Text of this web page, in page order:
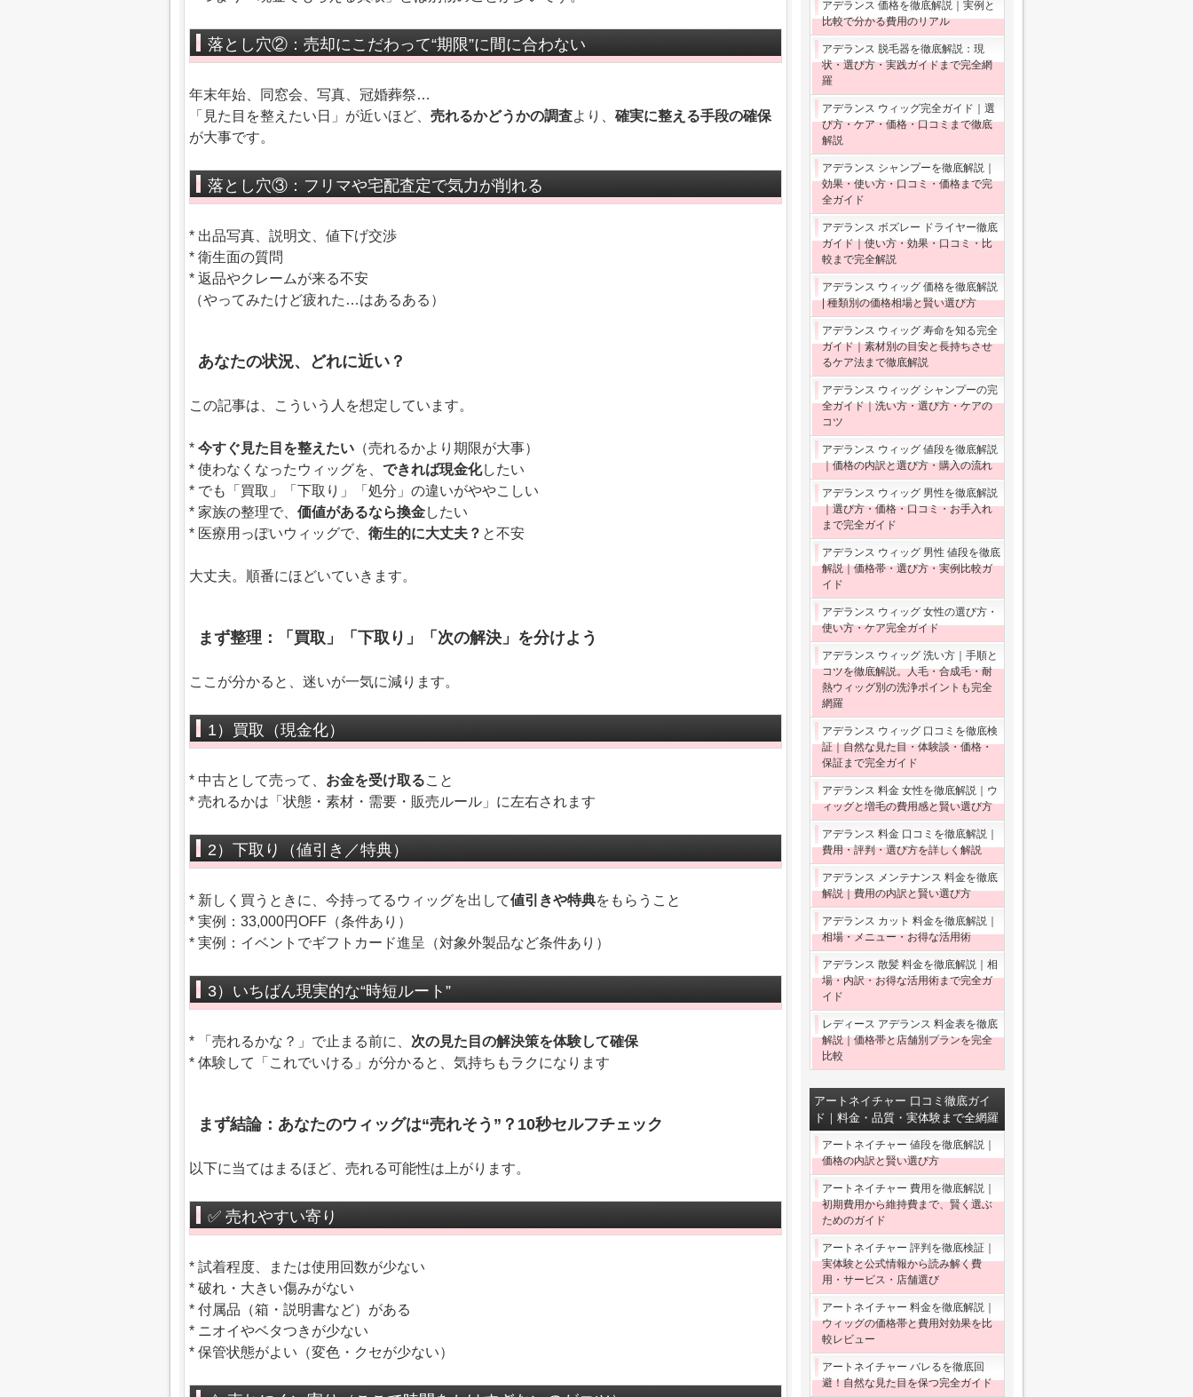
落とし穴②：売却にこだわって“期限”に間に合わない
年末年始、同窓会、写真、冠婚葬祭…
「見た目を整えたい日」が近いほど、 売れるかどうかの調査より、 確実に整える手段の確保
が大事です。
落とし穴③：フリマや宅配査定で気力が削れる
* 出品写真、説明文、値下げ交渉
* 衛生面の質問
* 返品やクレームが来る不安
（やってみたけど疲れた…はあるある）
あなたの状況、どれに近い？
この記事は、こういう人を想定しています。
* 今すぐ見た目を整えたい （売れるかより期限が大事）
* 使わなくなったウィッグを、 できれば現金化したい
* でも「買取」「下取り」「処分」の違いがややこしい
* 家族の整理で、 価値があるなら換金したい
* 医療用っぽいウィッグで、 衛生的に大丈夫？ と不安
大丈夫。順番にほどいていきます。
まず整理：「買取」「下取り」「次の解決」を分けよう
ここが分かると、迷いが一気に減ります。
1）買取（現金化）
* 中古として売って、 お金を受け取ること
* 売れるかは「状態・素材・需要・販売ルール」に左右されます
2）下取り（値引き／特典）
* 新しく買うときに、今持ってるウィッグを出して値引きや特典をもらうこと
* 実例：33,000円OFF（条件あり）
* 実例：イベントでギフトカード進呈（対象外製品など条件あり）
3）いちばん現実的な“時短ルート”
* 「売れるかな？」で止まる前に、 次の見た目の解決策を体験して確保
* 体験して「これでいける」が分かると、気持ちもラクになります
まず結論：あなたのウィッグは“売れそう”？10秒セルフチェック
以下に当てはまるほど、売れる可能性は上がります。
✅ 売れやすい寄り
* 試着程度、または使用回数が少ない
* 破れ・大きい傷みがない
* 付属品（箱・説明書など）がある
* ニオイやベタつきが少ない
* 保管状態がよい（変色・クセが少ない）
アデランス 価格を徹底解説｜実例と
比較で分かる費用のリアル
アデランス 脱毛器を徹底解説：現
状・選び方・実践ガイドまで完全網
羅
アデランス ウィッグ完全ガイド｜選
び方・ケア・価格・口コミまで徹底
解説
アデランス シャンプーを徹底解説｜
効果・使い方・口コミ・価格まで完
全ガイド
アデランス ボズレー ドライヤー徹底
ガイド｜使い方・効果・口コミ・比
較まで完全解説
アデランス ウィッグ 価格を徹底解説
| 種類別の価格相場と賢い選び方
アデランス ウィッグ 寿命を知る完全
ガイド｜素材別の目安と長持ちさせ
るケア法まで徹底解説
アデランス ウィッグ シャンプーの完
全ガイド｜洗い方・選び方・ケアの
コツ
アデランス ウィッグ 値段を徹底解説
｜価格の内訳と選び方・購入の流れ
アデランス ウィッグ 男性を徹底解説
｜選び方・価格・口コミ・お手入れ
まで完全ガイド
アデランス ウィッグ 男性 値段を徹底
解説｜価格帯・選び方・実例比較ガ
イド
アデランス ウィッグ 女性の選び方・
使い方・ケア完全ガイド
アデランス ウィッグ 洗い方｜手順と
コツを徹底解説。人毛・合成毛・耐
熱ウィッグ別の洗浄ポイントも完全
網羅
アデランス ウィッグ 口コミを徹底検
証｜自然な見た目・体験談・価格・
保証まで完全ガイド
アデランス 料金 女性を徹底解説｜ウ
ィッグと増毛の費用感と賢い選び方
アデランス 料金 口コミを徹底解説｜
費用・評判・選び方を詳しく解説
アデランス メンテナンス 料金を徹底
解説｜費用の内訳と賢い選び方
アデランス カット 料金を徹底解説｜
相場・メニュー・お得な活用術
アデランス 散髪 料金を徹底解説｜相
場・内訳・お得な活用術まで完全ガ
イド
レディース アデランス 料金表を徹底
解説｜価格帯と店舗別プランを完全
比較
アートネイチャー 口コミ徹底ガイ
ド｜料金・品質・実体験まで全網羅
アートネイチャー 値段を徹底解説｜
価格の内訳と賢い選び方
アートネイチャー 費用を徹底解説｜
初期費用から維持費まで、賢く選ぶ
ためのガイド
アートネイチャー 評判を徹底検証｜
実体験と公式情報から読み解く費
用・サービス・店舗選び
アートネイチャー 料金を徹底解説｜
ウィッグの価格帯と費用対効果を比
較レビュー
アートネイチャー バレるを徹底回
避！自然な見た目を保つ完全ガイド